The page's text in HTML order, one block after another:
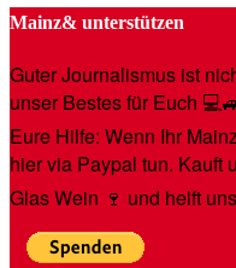
Mainz& unterstützen
Guter Journalismus ist
unser Bestes für Euch
Eure Hilfe: Wenn Ihr
hier via Paypal tun. Kauft
Glas Wein 🍷 und helft